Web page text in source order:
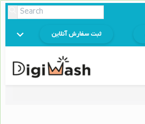
ثبت سفارش آنلاین